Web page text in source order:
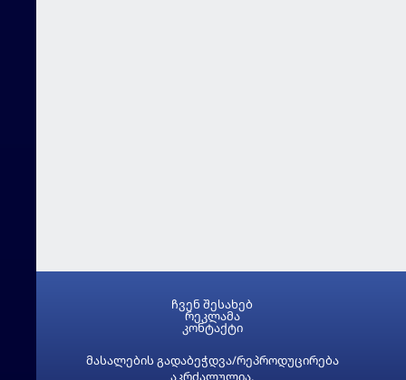
მასალების გადაბეჭდვა/რეპროდუცირება
აკრძალულია,
ჩვენ შესახებ
რეკლამა
კონტაქტი